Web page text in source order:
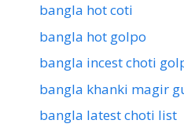
bangla hot coti
bangla hot golpo
bangla incest choti
bangla khanki magir
bangla latest choti list